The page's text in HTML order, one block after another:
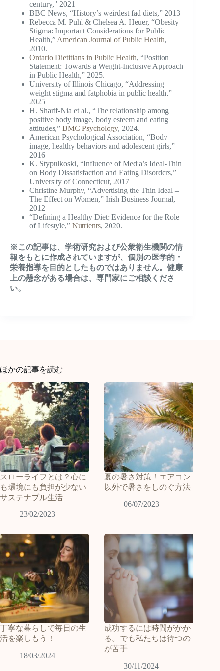
century,” 2021
BBC News, “History’s weirdest fad diets,” 2013
Rebecca M. Puhl & Chelsea A. Heuer, “Obesity
Stigma: Important Considerations for Public
Health,” American Journal of Public Health,
2010.
Ontario Dietitians in Public Health, “Position
Statement: Towards a Weight-Inclusive Approach
in Public Health,” 2025.
University of Illinois Chicago, “Addressing
weight stigma and fatphobia in public health,”
2025
H. Sharif‑Nia et al., “The relationship among
positive body image, body esteem and eating
attitudes,” BMC Psychology, 2024.
American Psychological Association, “Body
image, healthy behaviors and adolescent girls,”
2016
K. Stypulkoski, “Influence of Media’s Ideal-Thin
on Body Dissatisfaction and Eating Disorders,”
University of Connecticut, 2017
Christine Murphy, “Advertising the Thin Ideal –
The Effect on Women,” Irish Business Journal,
2012
“Defining a Healthy Diet: Evidence for the Role
of Lifestyle,” Nutrients, 2020.
※この記事は、学術研究および公衆衛生機関の情
報をもとに作成されていますが、個別の医学的・
栄養指導を目的としたものではありません。健康
上の懸念がある場合は、専門家にご相談くださ
い。
ほかの記事を読む
スローライフとは？心に
も環境にも負担が少ない
サステナブル生活
23/02/2023
夏の暑さ対策！エアコン
以外で暑さをしのぐ方法
06/07/2023
丁寧な暮らしで毎日の生
活を楽しもう！
18/03/2024
成功するには時間がかか
る。でも私たちは待つの
が苦手
30/11/2024